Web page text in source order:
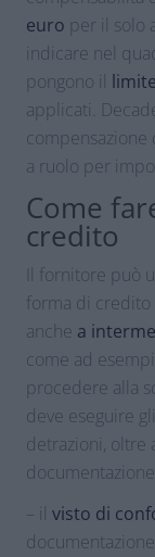
euro per il solo
indicare nel
pongono il
applicati.
a ruolo per
Come
credito
Il fornitore può
forma di credito
anche a
come ad
procedere alla
deve eseguire
detrazioni, oltre
documentazione:
– il visto di